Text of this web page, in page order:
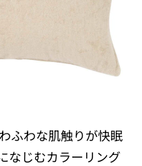
ふわな肌触りが快眠
なじむカラーリング